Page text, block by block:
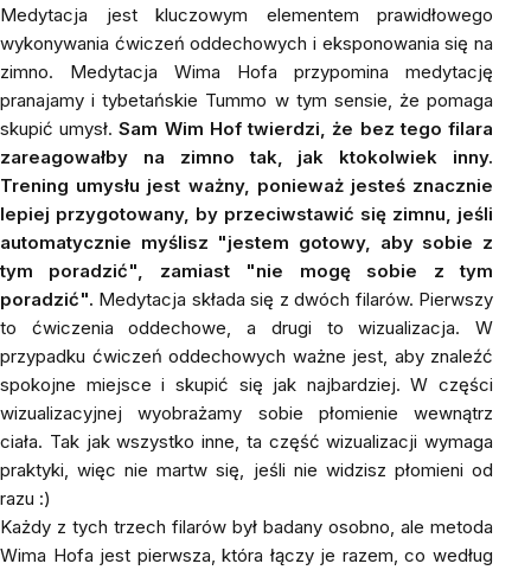
Medytacja jest kluczowym elementem prawidłowego
wykonywania ćwiczeń oddechowych i eksponowania się na
zimno. Medytacja Wima Hofa przypomina medytację
pranajamy i tybetańskie Tummo w tym sensie, że pomaga
skupić umysł.Sam Wim Hof twierdzi, że bez tego filara
zareagowałby na zimno tak, jak ktokolwiek inny.
Trening umysłu jest ważny, ponieważ jesteś znacznie
lepiej przygotowany, by przeciwstawić się zimnu, jeśli
automatycznie myślisz "jestem gotowy, aby sobie z
tym poradzić", zamiast "nie mogę sobie z tym
poradzić". Medytacja składa się z dwóch filarów. Pierwszy
to ćwiczenia oddechowe, a drugi to wizualizacja. W
przypadku ćwiczeń oddechowych ważne jest, aby znaleźć
spokojne miejsce i skupić się jak najbardziej. W części
wizualizacyjnej wyobrażamy sobie płomienie wewnątrz
ciała. Tak jak wszystko inne, ta część wizualizacji wymaga
praktyki, więc nie martw się, jeśli nie widzisz płomieni od
razu :)
Każdy z tych trzech filarów był badany osobno, ale metoda
Wima Hofa jest pierwsza, która łączy je razem, co według